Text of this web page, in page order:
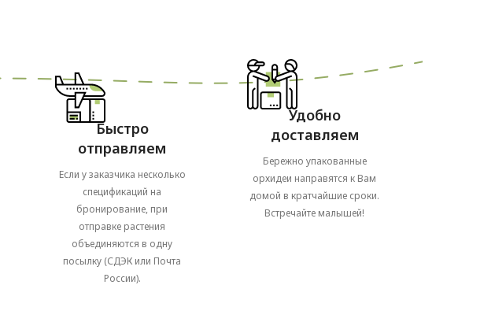
Быстро
отправляем
Если у заказчика несколько
спецификаций на
бронирование, при
отправке растения
объединяются в одну
посылку (СДЭК или Почта
России).
Удобно
доставляем
Бережно упакованные
орхидеи направятся к Вам
домой в кратчайшие сроки.
Встречайте малышей!